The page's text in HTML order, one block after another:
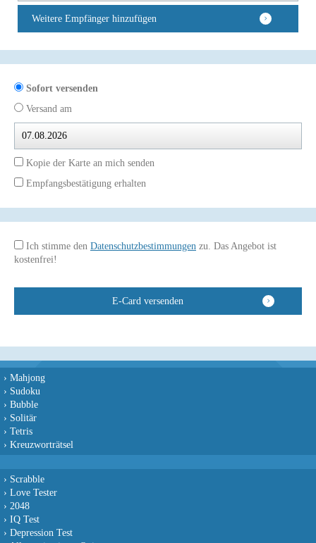
Weitere Empfänger hinzufügen
Sofort versenden
Versand am
Kopie der Karte an mich senden
Empfangsbestätigung erhalten
Ich stimme den Datenschutzbestimmungen zu. Das Angebot ist
kostenfrei!
› Mahjong
› Sudoku
› Bubble
› Solitär
› Tetris
› Kreuzworträtsel
› Scrabble
› Love Tester
› 2048
› IQ Test
› Depression Test